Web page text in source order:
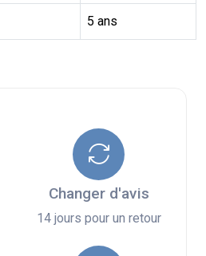
5 ans
Changer d'avis
14 jours pour un retour